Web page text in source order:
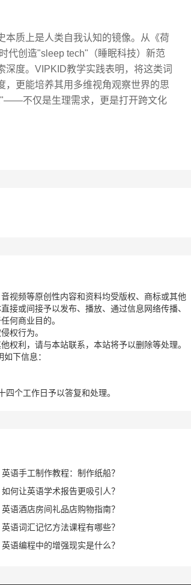
本质上是人类自我认知的镜像。从《荷
代创造"sleep tech"（睡眠科技）新范
深度。VIPKID教学实践表明，将这类词
，更能培养其用多维视角观察世界的思
不仅是生理需求，更是打开跨文化
视频等原创性内容和资料均受版权、商标或其他
接或间接予以发布、播放、通过信息网络传播、
何商业目的。
权行为。
权利，请与本站联系，本站将予以删除等处理。
下信息：
四个工作日予以答复和处理。
英语手工制作教程：制作纸船？
如何让英语学术报告更吸引人？
英语酒店房间礼品店购物指南？
英语词汇记忆方法课程有哪些？
英语编程中的增强现实是什么？